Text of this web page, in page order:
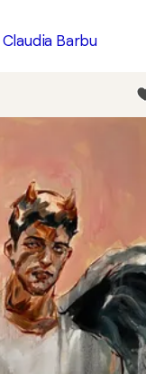
Claudia Barbu